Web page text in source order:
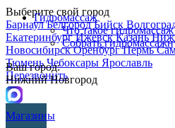
Выберите свой город
БарнаулБелгородБийск
ЕкатеринбургИжевскКазань
НовосибирскОренбургПермь
ТюменьЧебоксары Ярославль
Перезвонить
Гидромассаж
Что такое
Собрать
Ваш город:
Нижний Новгород
Магазины